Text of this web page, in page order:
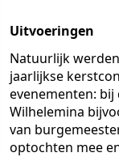
Uitvoeringen
Natuurlijk
jaarlijkse
evenementen:
Wilhelemina
van
optochten mee